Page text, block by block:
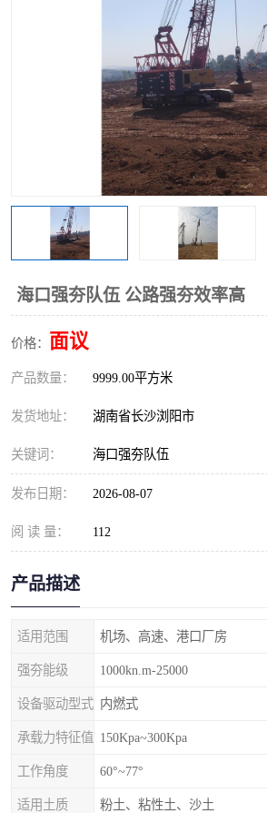
海口强夯队伍 公路强夯效率高
价格： 面议
产品数量： 9999.00平方米
发货地址： 湖南省长沙浏阳市
关键词： 海口强夯队伍
发布日期： 2026-08-07
阅 读 量： 112
产品描述
适用范围 机场、高速、港口厂房
强夯能级 1000kn.m-25000
设备驱动型式 内燃式
承载力特征值 150Kpa~300Kpa
工作角度 60°~77°
适用土质 粉土、粘性土、沙土